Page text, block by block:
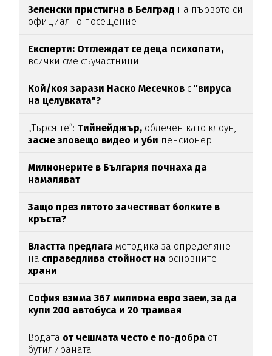
Зеленски пристигна в Белград на първото си
официално посещение
Експерти: Отглеждат се деца психопати,
всички сме съучастници
Кой/коя зарази Наско Месечков с "вируса
на целувката"?
„Търся те“: Тийнейджър, облечен като клоун,
засне зловещо видео и уби пенсионер
Милионерите в България почнаха да
намаляват
Защо през лятото зачестяват болките в
кръста?
Властта предлага методика за определяне
на справедлива стойност на основните
храни
София взима 367 милиона евро заем, за да
купи 200 автобуса и 20 трамвая
Водата от чешмата често е по-добра от
бутилираната